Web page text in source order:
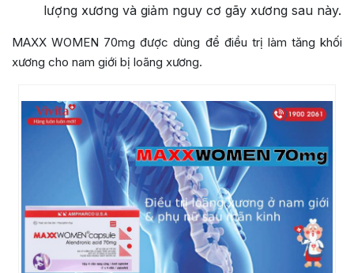
lượng xương và giảm nguy cơ gãy xương sau này.
MAXX WOMEN 70mg được dùng để điều trị làm tăng khối
xương cho nam giới bị loãng xương.